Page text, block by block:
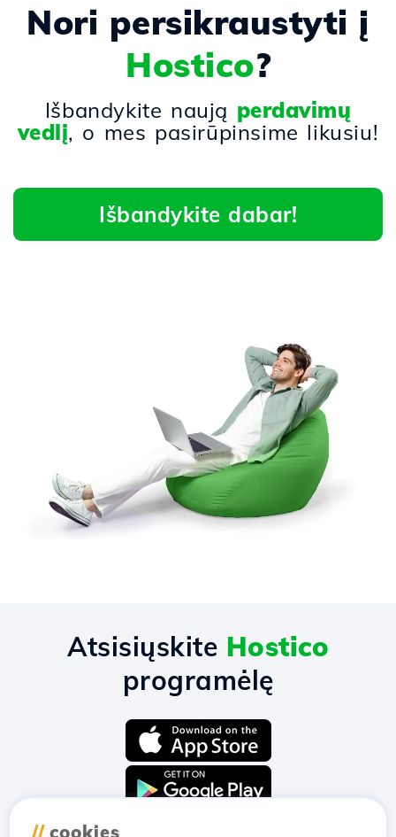
Nori persikraustyti į
Hostico?
Išbandykite naują perdavimų
vedlį, o mes pasirūpinsime likusiu!
Išbandykite dabar!
// cookies
Atsisiųskite Hostico
programėlę